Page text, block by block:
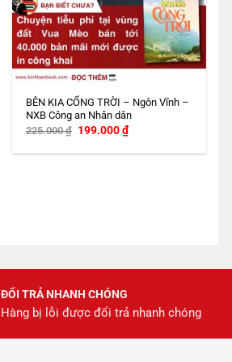
BÊN KIA CỔNG TRỜI – Ngôn Vĩnh –
NXB Công an Nhân dân
225.000₫ Giá
là:
199.000₫Giá
hiện
tại
ĐỔI TRẢ NHANH CHÓNG
Hàng bị lỗi được đổi trả nhanh chóng